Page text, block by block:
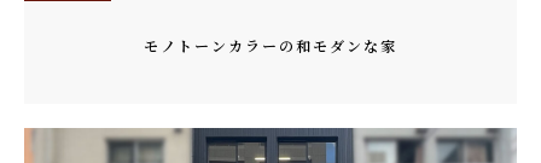
モノトーンカラーの和モダンな家